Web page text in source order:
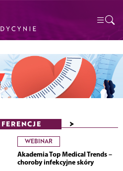
>
WEBINAR
Akademia Top Medical Trends –
choroby infekcyjne skóry